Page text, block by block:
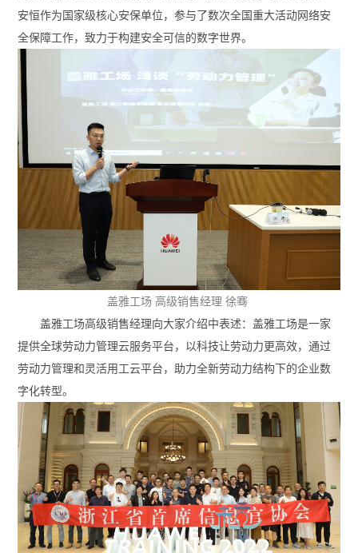
安恒作为国家级核心安保单位，参与了数次全国重大活动网络安
全保障工作，致力于构建安全可信的数字世界。
盖雅工场 高级销售经理 徐骞
盖雅工场高级销售经理向大家介绍中表述：盖雅工场是一家
提供全球劳动力管理云服务平台，以科技让劳动力更高效，通过
劳动力管理和灵活用工云平台，助力全新劳动力结构下的企业数
字化转型。